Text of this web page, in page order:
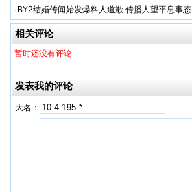
· BY2结婚传闻始发爆料人道歉 传播人望平息事态
相关评论
暂时还没有评论
发表我的评论
大名：